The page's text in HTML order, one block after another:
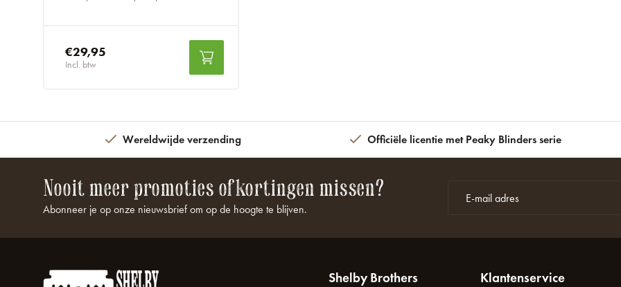
€29,95
Incl. btw
Wereldwijde verzending Officiële licentie met Peaky Blinders serie
Nooit meer promoties of kortingen missen?
Abonneer je op onze nieuwsbrief om op de hoogte te blijven.
Shelby Brothers Klantenservice